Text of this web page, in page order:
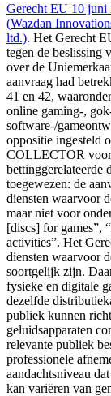
Gerecht EU 10
(Wazdan
ltd.). Het Gerecht
tegen de beslissing
over de
aanvraag had
41 en 42,
online gaming-,
software-/
oppositie ingesteld
COLLECTOR voor
bettinggerelateerde
toegewezen: de
diensten waarvoor
maar niet voor
[discs] for games”,
activities”. Het
diensten waarvoor
soortgelijk zijn.
fysieke en digitale
dezelfde
publiek kunnen
geluidsapparaten
relevante publiek
professionele
aandachtsniveau
kan variëren van